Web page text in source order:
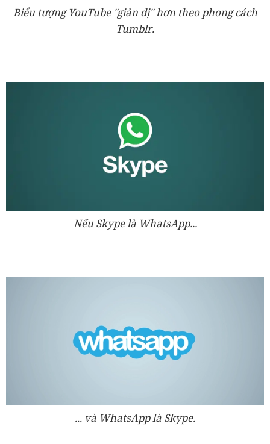
Biểu tượng YouTube "giản dị" hơn theo phong cách
Tumblr.
Nếu Skype là WhatsApp...
... và WhatsApp là Skype.